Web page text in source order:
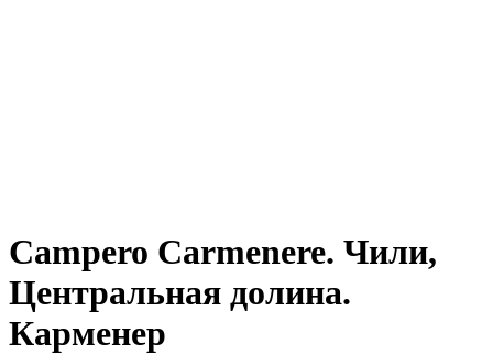
Campero Carmenere. Чили,
Центральная долина.
Карменер